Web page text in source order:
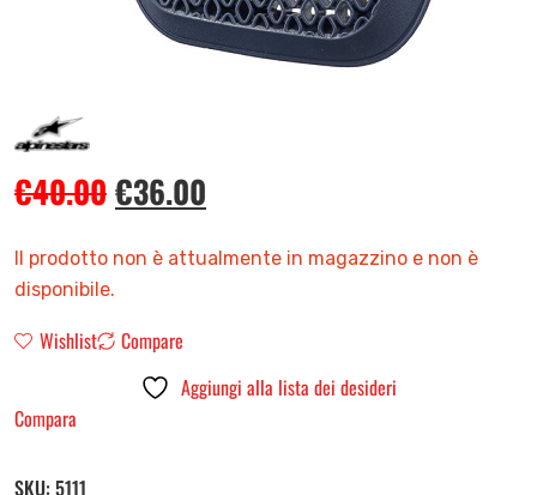
€40.00€36.00
Il prodotto non è attualmente in magazzino e non è
disponibile.
Wishlist
Compare
Aggiungi alla lista dei desideri
Compara
SKU: 5111